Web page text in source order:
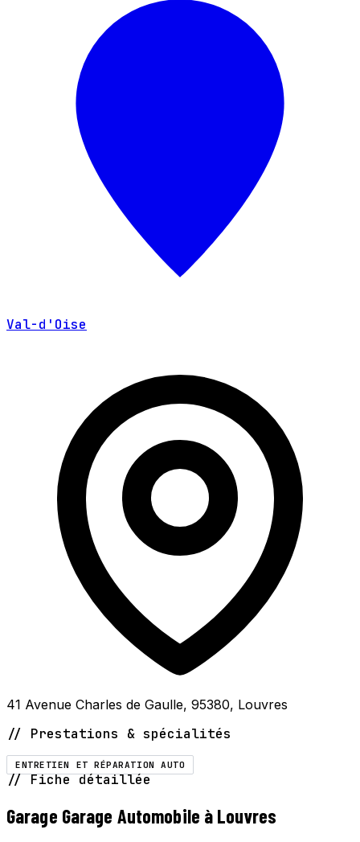
Val-d'Oise
41 Avenue Charles de Gaulle, 95380, Louvres
// Prestations & spécialités
ENTRETIEN ET RÉPARATION AUTO
// Fiche détaillée
Garage Garage Automobile à Louvres